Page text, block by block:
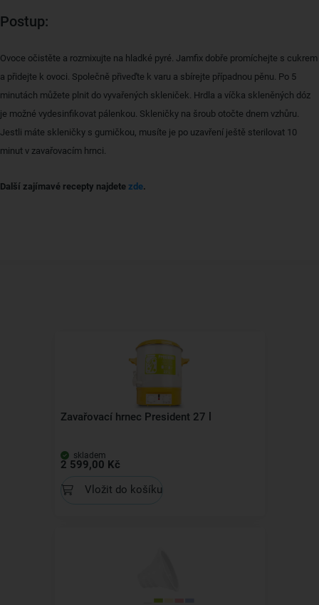
Postup:
Ovoce očistěte a rozmixujte na hladké pyré. Jamfix dobře promíchejte s cukrem
a přidejte k ovoci. Společně přiveďte k varu a sbírejte případnou pěnu. Po 5
minutách můžete plnit do vyvařených skleniček. Hrdla a víčka skleněných dóz
je možné vydesinfikovat pálenkou. Skleničky na šroub otočte dnem vzhůru.
Jestli máte skleničky s gumičkou, musíte je po uzavření ještě sterilovat 10
minut v zavařovacím hrnci.
Další zajímavé recepty najdete zde.
Zavařovací hrnec President 27 l
skladem
2 599,00 Kč
Vložit do košíku